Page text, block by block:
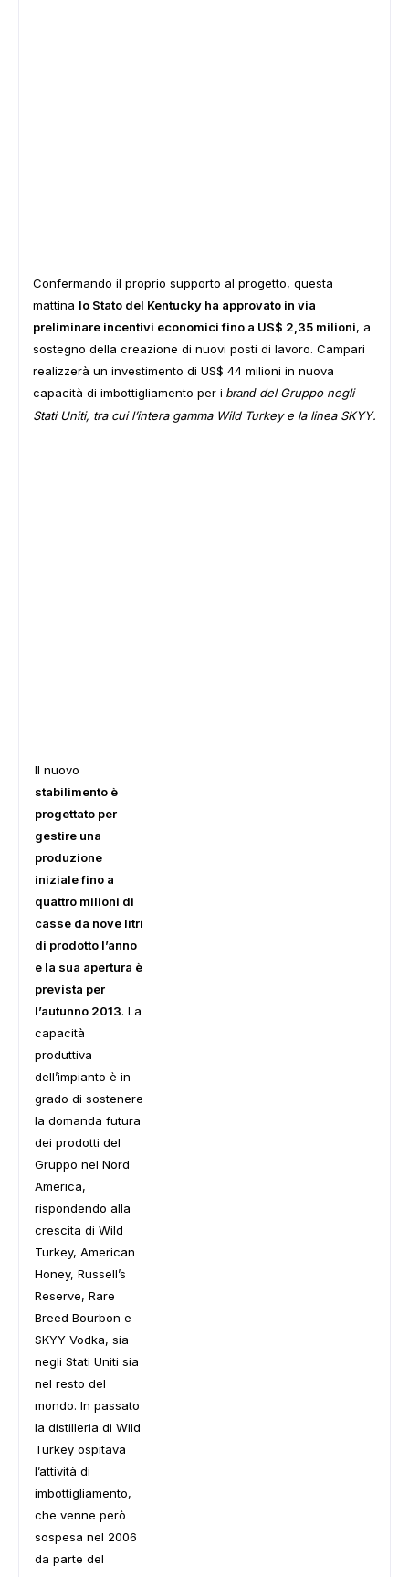
Confermando il proprio supporto al progetto, questa
mattina lo Stato del Kentucky ha approvato in via
preliminare incentivi economici fino a US$ 2,35 milioni, a
sostegno della creazione di nuovi posti di lavoro. Campari
realizzerà un investimento di US$ 44 milioni in nuova
capacità di imbottigliamento per i brand del Gruppo negli
Stati Uniti, tra cui l’intera gamma Wild Turkey e la linea SKYY.
Il nuovo
stabilimento è
progettato per
gestire una
produzione
iniziale fino a
quattro milioni di
casse da nove litri
di prodotto l’anno
e la sua apertura è
prevista per
l’autunno 2013. La
capacità
produttiva
dell’impianto è in
grado di sostenere
la domanda futura
dei prodotti del
Gruppo nel Nord
America,
rispondendo alla
crescita di Wild
Turkey, American
Honey, Russell’s
Reserve, Rare
Breed Bourbon e
SKYY Vodka, sia
negli Stati Uniti sia
nel resto del
mondo. In passato
la distilleria di Wild
Turkey ospitava
l’attività di
imbottigliamento,
che venne però
sospesa nel 2006
da parte del